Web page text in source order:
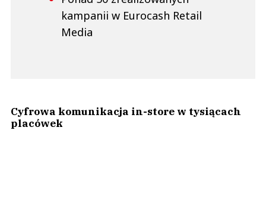
kampanii w Eurocash Retail
Media
Cyfrowa komunikacja in-store w tysiącach
placówek